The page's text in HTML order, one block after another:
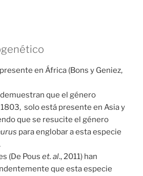
en África (Bons y Geniez,
que el género
1803, solo está presente en Asia y
que se resucite el género
para englobar a esta especie
(De Pous et. al., 2011) han
que esta especie